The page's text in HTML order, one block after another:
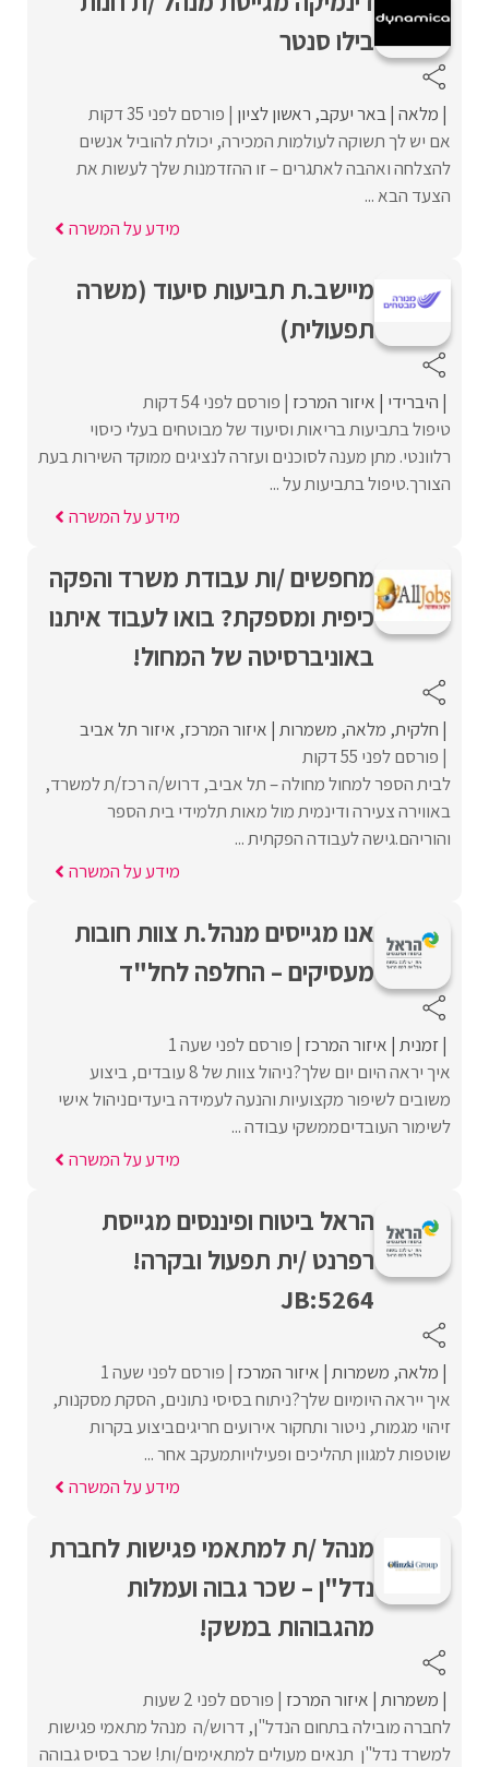
בילו סנטר
מלאה באר יעקב ראשון לציון פורסם לפני 35 דקות
אם יש לך תשוקה לעולמות המכירה, יכולת להוביל אנשים
להצלחה ואהבה לאתגרים – זו ההזדמנות שלך לעשות את
הצעד הבא ...
מידע על המשרה
מיישב.ת תביעות סיעוד (משרה
תפעולית)
היברידי איזור המרכז פורסם לפני 54 דקות
טיפול בתביעות בריאות וסיעוד של מבוטחים בעלי כיסוי
רלוונטי. מתן מענה לסוכנים ועזרה לנציגים ממוקד השירות בעת
הצורך.טיפול בתביעות על ...
מידע על המשרה
מחפשים /ות עבודת משרד והפקה
כיפית ומספקת? בואו לעבוד איתנו
באוניברסיטה של המחול!
חלקית מלאה משמרות איזור המרכז איזור תל אביב
פורסם לפני 55 דקות
לבית הספר למחול מחולה – תל אביב, דרוש/ה רכז/ת למשרד,
באווירה צעירה ודינמית מול מאות תלמידי בית הספר
והוריהם.גישה לעבודה הפקתית ...
מידע על המשרה
אנו מגייסים מנהל.ת צוות חובות
מעסיקים – החלפה לחל"ד
זמנית איזור המרכז פורסם לפני שעה 1
איך יראה היום יום שלך?ניהול צוות של 8 עובדים, ביצוע
משובים לשיפור מקצועיות והנעה לעמידה ביעדיםניהול אישי
לשימור העובדיםממשקי עבודה ...
מידע על המשרה
הראל ביטוח ופיננסים מגייסת
רפרנט /ית תפעול ובקרה!
JB:5264
מלאה משמרות איזור המרכז פורסם לפני שעה 1
איך ייראה היומיום שלך?ניתוח בסיסי נתונים, הסקת מסקנות,
זיהוי מגמות, ניטור ותחקור אירועים חריגיםביצוע בקרות
שוטפות למגוון תהליכים ופעילויותמעקב אחר ...
מידע על המשרה
מנהל /ת למתאמי פגישות לחברת
נדל"ן – שכר גבוה ועמלות
מהגבוהות במשק!
משמרות איזור המרכז פורסם לפני 2 שעות
לחברה מובילה בתחום הנדל"ן, דרוש/ה מנהל מתאמי פגישות
למשרד נדל"ן תנאים מעולים למתאימים/ות! שכר בסיס גבוהה